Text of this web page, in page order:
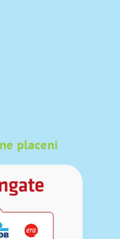
placení